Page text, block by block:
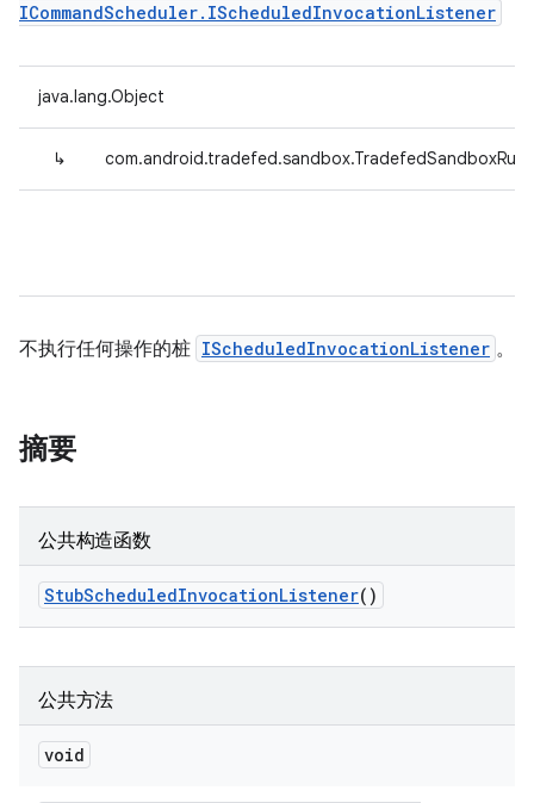
ICommandScheduler.IScheduledInvocationListener
java.lang.Object
↳
不执行任何操作的桩 IScheduledInvocationListener 。
摘要
公共构造函数
StubScheduledInvocationListener()
公共方法
void